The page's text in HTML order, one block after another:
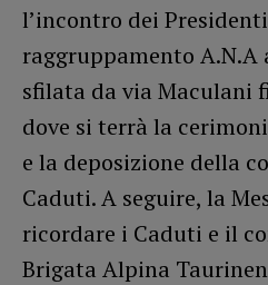
l’incontro dei
raggruppamento A.N.A
sfilata da via Maculani
dove si terrà la
e la deposizione della
Caduti. A seguire, la
ricordare i Caduti e il
Brigata Alpina